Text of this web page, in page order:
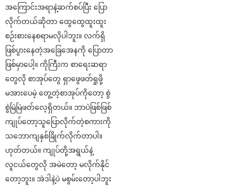
အကြောင်းအရာနဲ့ဆက်စပ်ပြီး ပြော
လိုက်တယ်ဆိုတာ ထွေထွေထူးထူး
စဉ်းစားနေစရာမလိုပါဘူး။ လက်ရှိ
ဖြစ်ပွားနေတဲ့အခြေအေနကို ပြောတာ
ဖြစ်မှာပေါ့။ ကိုကြီးက စာရေးဆရာ
တွေလို စာအုပ်တွေ ရှာဖွေဖတ်ရှုဖို့
မအားပေမဲ့ တွေ့တဲ့စာအုပ်ကိုတော့ စွဲ
စွဲမြဲမြဲဖတ်လေ့ရှိတယ်။ ဘာပဲဖြစ်ဖြစ်
ကျုပ်တော့သူပြောလိုက်တဲ့စကားကို
သဘောကျနှစ်ခြိုက်လိုက်တာပါ။
ဟုတ်တယ်။ ကျုပ်တို့အရွယ်နဲ့
လူငယ်တွေလို အမဲတော့ မလိုက်နိုင်
တော့ဘူး။ အဲဒါနဲ့ပဲ မစွမ်းတော့ပါဘူး